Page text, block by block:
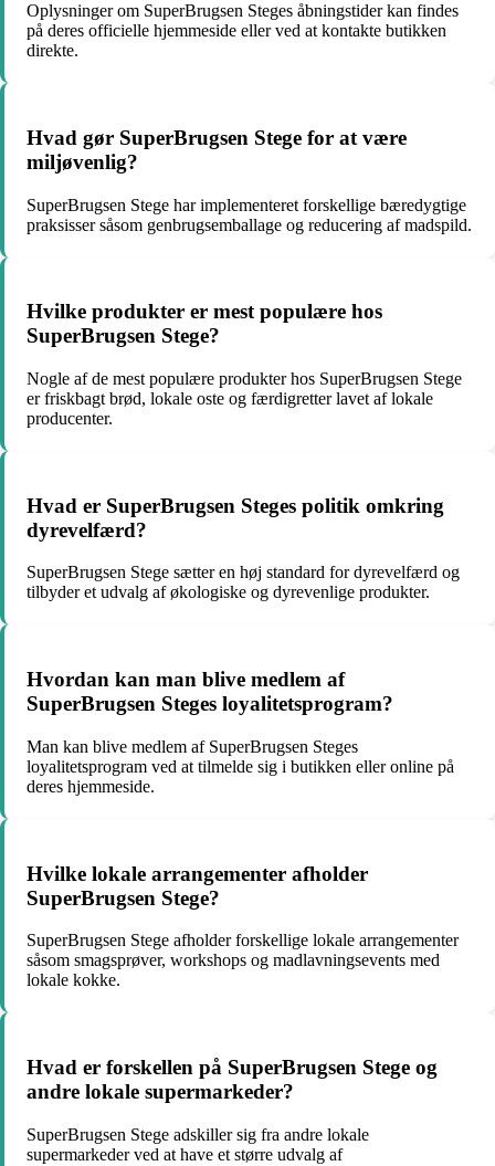
Oplysninger om SuperBrugsen Steges åbningstider kan findes
på deres officielle hjemmeside eller ved at kontakte butikken
direkte.
Hvad gør SuperBrugsen Stege for at være
miljøvenlig?
SuperBrugsen Stege har implementeret forskellige bæredygtige
praksisser såsom genbrugsemballage og reducering af madspild.
Hvilke produkter er mest populære hos
SuperBrugsen Stege?
Nogle af de mest populære produkter hos SuperBrugsen Stege
er friskbagt brød, lokale oste og færdigretter lavet af lokale
producenter.
Hvad er SuperBrugsen Steges politik omkring
dyrevelfærd?
SuperBrugsen Stege sætter en høj standard for dyrevelfærd og
tilbyder et udvalg af økologiske og dyrevenlige produkter.
Hvordan kan man blive medlem af
SuperBrugsen Steges loyalitetsprogram?
Man kan blive medlem af SuperBrugsen Steges
loyalitetsprogram ved at tilmelde sig i butikken eller online på
deres hjemmeside.
Hvilke lokale arrangementer afholder
SuperBrugsen Stege?
SuperBrugsen Stege afholder forskellige lokale arrangementer
såsom smagsprøver, workshops og madlavningsevents med
lokale kokke.
Hvad er forskellen på SuperBrugsen Stege og
andre lokale supermarkeder?
SuperBrugsen Stege adskiller sig fra andre lokale
supermarkeder ved at have et større udvalg af